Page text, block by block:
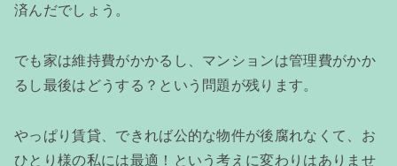
済んだでしょう。
でも家は維持費がかかるし、マンションは管理費がかか
るし最後はどうする？という問題が残ります。
やっぱり賃貸、できれば公的な物件が後腐れなくて、お
ひとり様の私には最適！という考えに変わりはありませ